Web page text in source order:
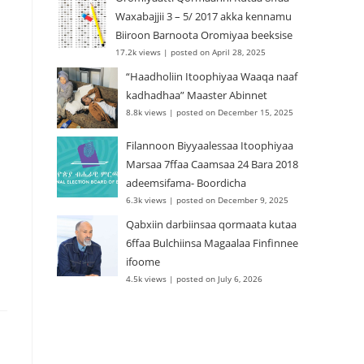
Waxabajjii 3 – 5/ 2017 akka kennamu
Biiroon Barnoota Oromiyaa beeksise
17.2k views | posted on April 28, 2025
“Haadholiin Itoophiyaa Waaqa naaf
kadhadhaa” Maaster Abinnet
8.8k views | posted on December 15, 2025
Filannoon Biyyaalessaa Itoophiyaa
Marsaa 7ffaa Caamsaa 24 Bara 2018
adeemsifama- Boordicha
6.3k views | posted on December 9, 2025
Qabxiin darbiinsaa qormaata kutaa
6ffaa Bulchiinsa Magaalaa Finfinnee
ifoome
4.5k views | posted on July 6, 2026